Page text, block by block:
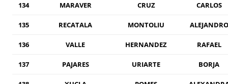
134 MARAVER CRUZ CARLOS
135 RECATALA MONTOLIU ALEJANDRO
136 VALLE HERNANDEZ RAFAEL
137 PAJARES URIARTE BORJA